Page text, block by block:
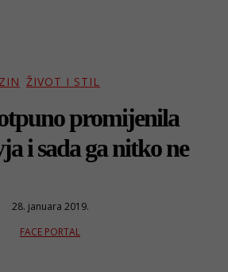
ŽIVOT I STIL
promijenila
i sada ga nitko ne
28. januara 2019.
FACE PORTAL